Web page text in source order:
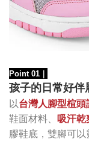
Point 01 ｜
孩子的日常好伴
以台灣人腳型楦頭
鞋面材料、
吸汗乾
膠鞋底 ，雙腳可